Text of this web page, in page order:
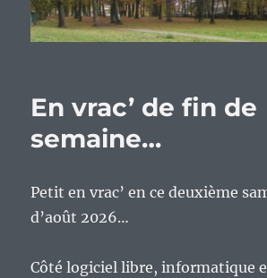
En vrac’ de fin de
semaine…
Petit en vrac’ en ce deuxième
d’août 2026…
Côté logiciel libre, informatique